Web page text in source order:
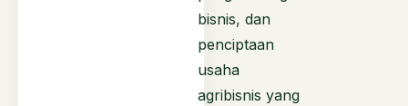
bisnis, dan
penciptaan
usaha
agribisnis yang